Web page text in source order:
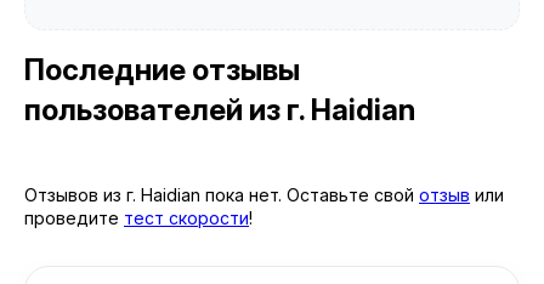
Последние отзывы
пользователей из г. Haidian
Отзывов из г. Haidian пока нет. Оставьте свой отзыв или
проведите тест скорости!